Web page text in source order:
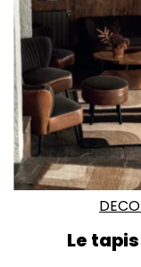
DECO
Le tapis